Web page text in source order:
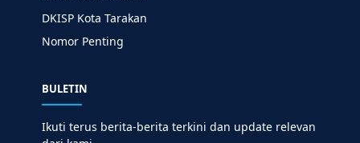
DKISP Kota Tarakan
Nomor Penting
BULETIN
Ikuti terus berita-berita terkini dan update relevan